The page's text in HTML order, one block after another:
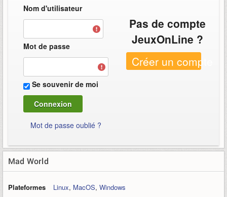
Nom d'utilisateur
Mot de passe
Se souvenir de moi
Mot de passe oublié ?
Pas de compte
JeuxOnLine ?
Créer un compte
Mad World
Plateformes Linux, MacOS, Windows